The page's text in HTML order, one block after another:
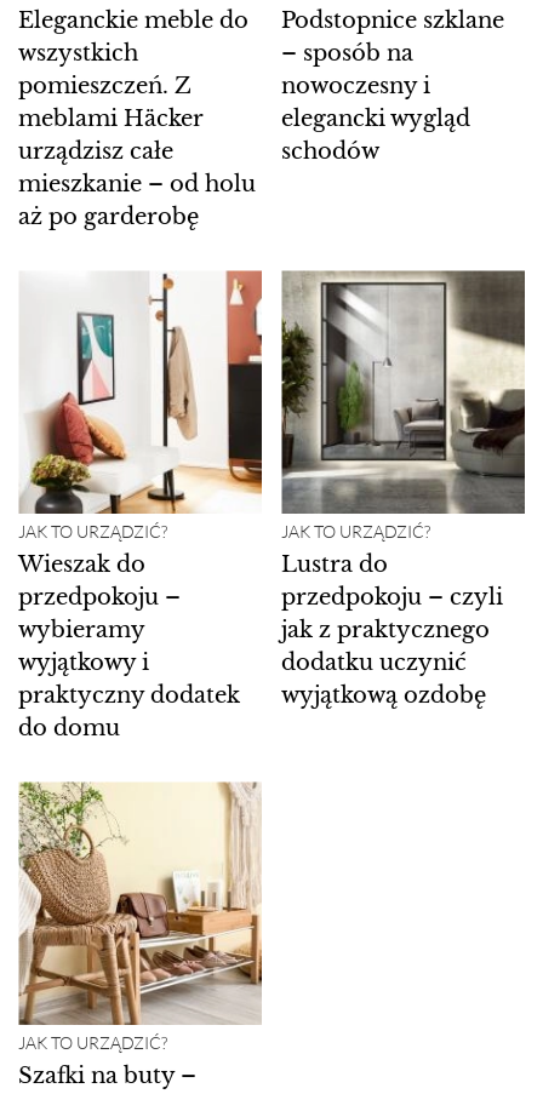
Eleganckie meble do
wszystkich
pomieszczeń. Z
meblami Häcker
urządzisz całe
mieszkanie – od holu
aż po garderobę
Podstopnice szklane
– sposób na
nowoczesny i
elegancki wygląd
schodów
JAK TO URZĄDZIĆ?
Wieszak do
przedpokoju –
wybieramy
wyjątkowy i
praktyczny dodatek
do domu
JAK TO URZĄDZIĆ?
Lustra do
przedpokoju – czyli
jak z praktycznego
dodatku uczynić
wyjątkową ozdobę
JAK TO URZĄDZIĆ?
Szafki na buty –